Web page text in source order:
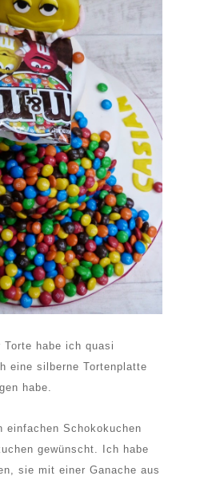
habe ich quasi
eine silberne Tortenplatte
habe.
einfachen Schokokuchen
gewünscht. Ich habe
sie mit einer Ganache aus